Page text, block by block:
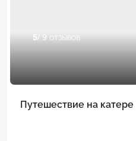
5/ 9 отзывов
Путешествие на